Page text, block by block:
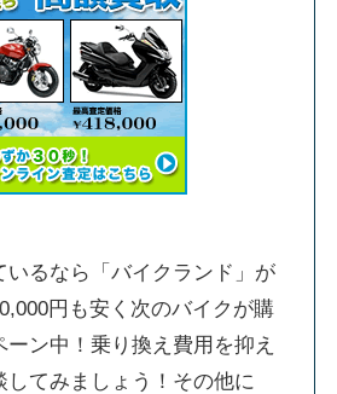
いるなら「バイクランド」が
円も安く次のバイクが購
ーン中！乗り換え費用を抑え
してみましょう！その他に